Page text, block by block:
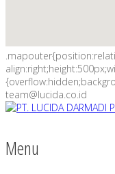
team@lucida.co.id
Menu